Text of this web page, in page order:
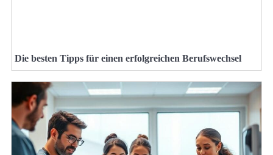
Die besten Tipps für einen erfolgreichen Berufswechsel